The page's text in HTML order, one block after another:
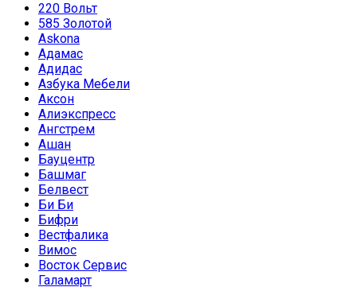
220 Вольт
585 Золотой
Askona
Адамас
Адидас
Азбука Мебели
Аксон
Алиэкспресс
Ангстрем
Ашан
Бауцентр
Башмаг
Белвест
Би Би
Бифри
Вестфалика
Вимос
Восток Сервис
Галамарт